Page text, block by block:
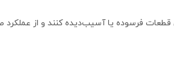
قطعات فرسوده یا آسیب‌دیده کنند و از